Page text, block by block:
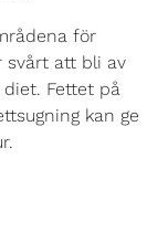
för
svårt att bli av
Fettet på
kan ge